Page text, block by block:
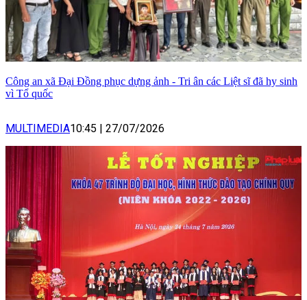
Công an xã Đại Đồng phục dựng ảnh - Tri ân các Liệt sĩ đã hy sinh
vì Tổ quốc
MULTIMEDIA10:45 | 27/07/2026